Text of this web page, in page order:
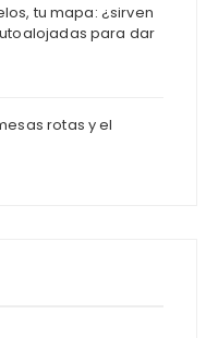
tu mapa: ¿sirven
para dar
rotas y el